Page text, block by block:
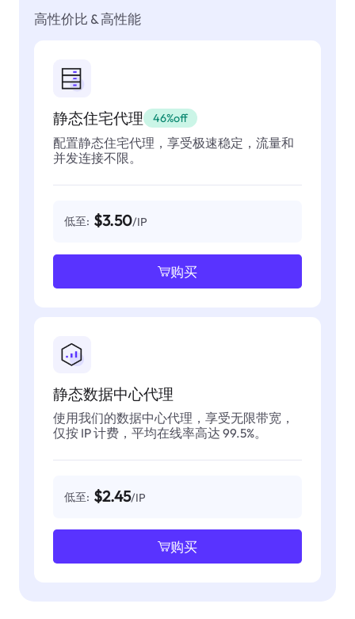
高性价比 & 高性能
静态住宅代理 46%off
配置静态住宅代理，享受极速稳定，流量和
并发连接不限。
低至: $3.50/IP
购买
静态数据中心代理
使用我们的数据中心代理，享受无限带宽，
仅按 IP 计费，平均在线率高达 99.5%。
低至: $2.45/IP
购买